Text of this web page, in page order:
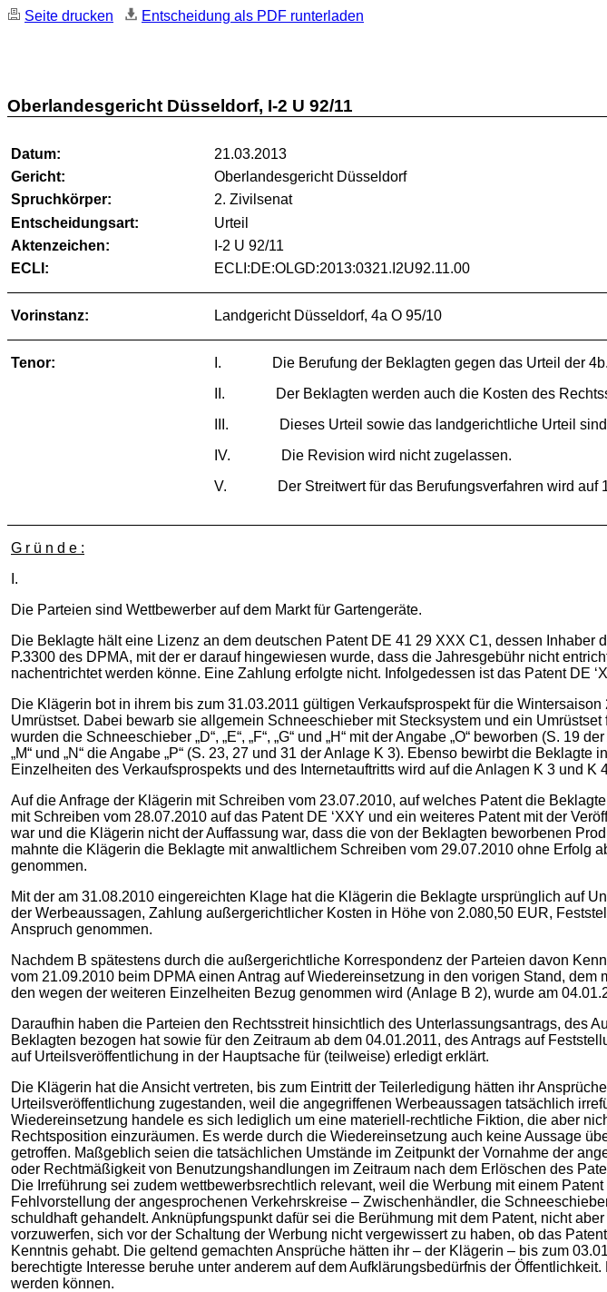
Seite drucken Entscheidung als PDF runterladen
Oberlandesgericht Düsseldorf, I-2 U 92/11
Datum:
21.03.2013
Gericht:
Oberlandesgericht Düsseldorf
Spruchkörper:
2. Zivilsenat
Entscheidungsart:
Urteil
Aktenzeichen:
I-2 U 92/11
ECLI:
ECLI:DE:OLGD:2013:0321.I2U92.11.00
Vorinstanz: Landgericht Düsseldorf, 4a O 95/10
Tenor:
I. Die Berufung der Beklagten gegen das Urteil der 4b.
II. Der Beklagten werden auch die Kosten des
III. Dieses Urteil sowie das landgerichtliche Urteil sind
IV. Die Revision wird nicht zugelassen.
V. Der Streitwert für das Berufungsverfahren wird auf
G r ü n d e :
I.
Die Parteien sind Wettbewerber auf dem Markt für Gartengeräte.
Die Beklagte hält eine Lizenz an dem deutschen Patent DE 41 29 XXX C1, dessen
P.3300 des DPMA, mit der er darauf hingewiesen wurde, dass die Jahresgebühr nicht
nachentrichtet werden könne. Eine Zahlung erfolgte nicht. Infolgedessen ist das Patent DE
Die Klägerin bot in ihrem bis zum 31.03.2011 gültigen Verkaufsprospekt für die
Umrüstset. Dabei bewarb sie allgemein Schneeschieber mit Stecksystem und ein
wurden die Schneeschieber „D“, „E“, „F“, „G“ und „H“ mit der Angabe „O“ beworben (S. 19
„M“ und „N“ die Angabe „P“ (S. 23, 27 und 31 der Anlage K 3). Ebenso bewirbt die
Einzelheiten des Verkaufsprospekts und des Internetauftritts wird auf die Anlagen K 3 und K
Auf die Anfrage der Klägerin mit Schreiben vom 23.07.2010, auf welches Patent die
mit Schreiben vom 28.07.2010 auf das Patent DE ‘XXY und ein weiteres Patent mit der
war und die Klägerin nicht der Auffassung war, dass die von der Beklagten beworbenen
mahnte die Klägerin die Beklagte mit anwaltlichem Schreiben vom 29.07.2010 ohne Erfolg
genommen.
Mit der am 31.08.2010 eingereichten Klage hat die Klägerin die Beklagte ursprünglich auf
der Werbeaussagen, Zahlung außergerichtlicher Kosten in Höhe von 2.080,50 EUR,
Anspruch genommen.
Nachdem B spätestens durch die außergerichtliche Korrespondenz der Parteien davon
vom 21.09.2010 beim DPMA einen Antrag auf Wiedereinsetzung in den vorigen Stand,
den wegen der weiteren Einzelheiten Bezug genommen wird (Anlage B 2), wurde am
Daraufhin haben die Parteien den Rechtsstreit hinsichtlich des Unterlassungsantrags, des
Beklagten bezogen hat sowie für den Zeitraum ab dem 04.01.2011, des Antrags auf
auf Urteilsveröffentlichung in der Hauptsache für (teilweise) erledigt erklärt.
Die Klägerin hat die Ansicht vertreten, bis zum Eintritt der Teilerledigung hätten ihr
Urteilsveröffentlichung zugestanden, weil die angegriffenen Werbeaussagen tatsächlich
Wiedereinsetzung handele es sich lediglich um eine materiell-rechtliche Fiktion, die aber
Rechtsposition einzuräumen. Es werde durch die Wiedereinsetzung auch keine Aussage
getroffen. Maßgeblich seien die tatsächlichen Umstände im Zeitpunkt der Vornahme der
oder Rechtmäßigkeit von Benutzungshandlungen im Zeitraum nach dem Erlöschen des
Die Irreführung sei zudem wettbewerbsrechtlich relevant, weil die Werbung mit einem
Fehlvorstellung der angesprochenen Verkehrskreise – Zwischenhändler, die
schuldhaft gehandelt. Anknüpfungspunkt dafür sei die Berühmung mit dem Patent, nicht
vorzuwerfen, sich vor der Schaltung der Werbung nicht vergewissert zu haben, ob das
Kenntnis gehabt. Die geltend gemachten Ansprüche hätten ihr – der Klägerin – bis zum
berechtigte Interesse beruhe unter anderem auf dem Aufklärungsbedürfnis der
werden können.